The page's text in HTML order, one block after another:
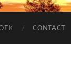
CONTACT